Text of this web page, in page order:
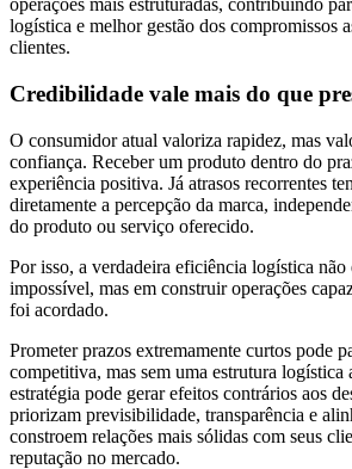
operações mais estruturadas, contribuindo
logística e melhor gestão dos compromissos
clientes.
Credibilidade vale mais do que
O consumidor atual valoriza rapidez, mas
confiança. Receber um produto dentro do
experiência positiva. Já atrasos recorrentes
diretamente a percepção da marca,
do produto ou serviço oferecido.
Por isso, a verdadeira eficiência logística não
impossível, mas em construir operações
foi acordado.
Prometer prazos extremamente curtos pode
competitiva, mas sem uma estrutura logística
estratégia pode gerar efeitos contrários aos
priorizam previsibilidade, transparência e
constroem relações mais sólidas com seus
reputação no mercado.